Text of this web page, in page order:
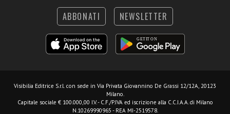
ABBONATI NEWSLETTER
Visibilia Editrice S.r.l. con sede in Via Privata Giovannino De Grassi 12/12A, 20123
Milano.
Capitale sociale € 100.000,00 I.V. - C.F./P.IVA ed iscrizione alla C.C.I.A.A. di Milano
N.10269990965 - REA MI-2519578.